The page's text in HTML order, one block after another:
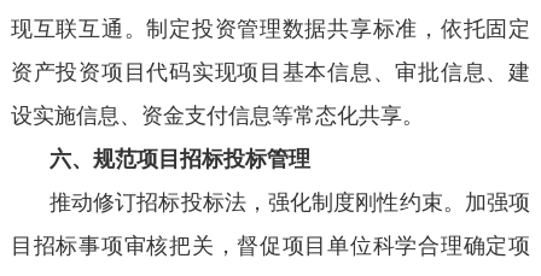
现互联互通。制定投资管理数据共享标准，依托固定
资产投资项目代码实现项目基本信息、审批信息、建
设实施信息、资金支付信息等常态化共享。
六、规范项目招标投标管理
推动修订招标投标法，强化制度刚性约束。加强项
目招标事项审核把关，督促项目单位科学合理确定项